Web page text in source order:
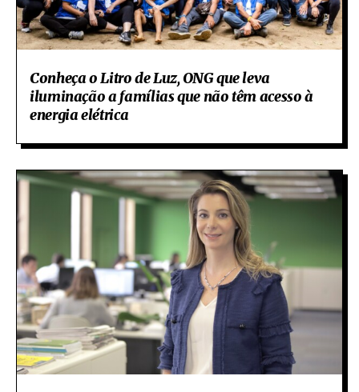
Conheça o Litro de Luz, ONG que leva
iluminação a famílias que não têm acesso à
energia elétrica